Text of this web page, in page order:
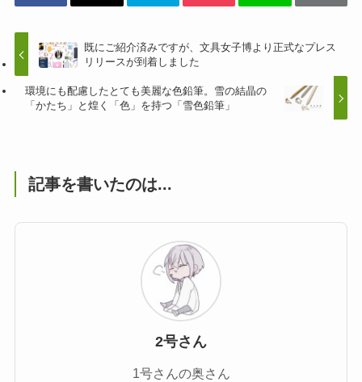
既にご紹介済みですが、文具女子博より正式なプレス
リリースが到着しました
環境にも配慮したとても美麗な色鉛筆。雪の結晶の
「かたち」と煌く「色」を持つ「雪色鉛筆」
記事を書いたのは...
2号さん
1号さんの奥さん